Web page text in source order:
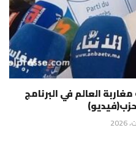
العالم في البرنامج